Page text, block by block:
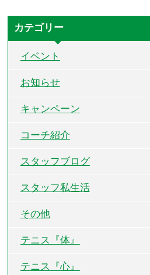
カテゴリー
イベント
お知らせ
キャンペーン
コーチ紹介
スタッフブログ
スタッフ私生活
その他
テニス『体』
テニス『心』